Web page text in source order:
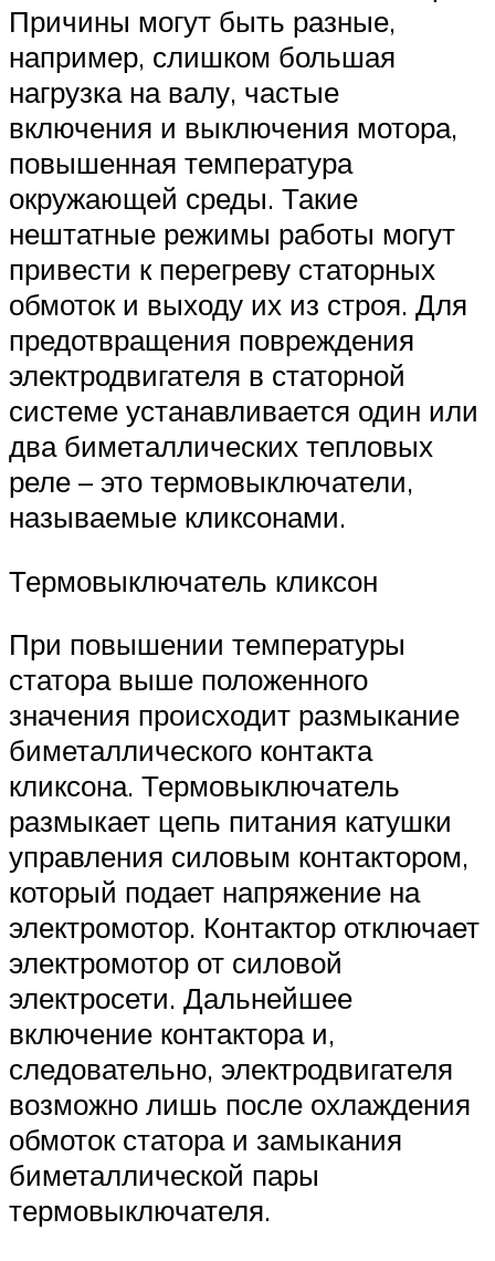
Причины могут быть разные,
например, слишком большая
нагрузка на валу, частые
включения и выключения мотора,
повышенная температура
окружающей среды. Такие
нештатные режимы работы могут
привести к перегреву статорных
обмоток и выходу их из строя. Для
предотвращения повреждения
электродвигателя в статорной
системе устанавливается один или
два биметаллических тепловых
реле – это термовыключатели,
называемые кликсонами.
Термовыключатель кликсон
При повышении температуры
статора выше положенного
значения происходит размыкание
биметаллического контакта
кликсона. Термовыключатель
размыкает цепь питания катушки
управления силовым контактором,
который подает напряжение на
электромотор. Контактор отключает
электромотор от силовой
электросети. Дальнейшее
включение контактора и,
следовательно, электродвигателя
возможно лишь после охлаждения
обмоток статора и замыкания
биметаллической пары
термовыключателя.